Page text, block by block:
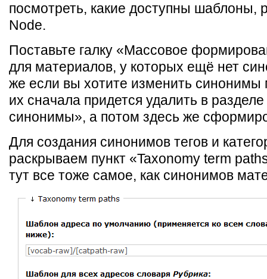
посмотреть, какие доступны шаблоны,
Node.
Поставьте галку «Массовое
для материалов, у которых ещё нет
же если вы хотите изменить синонимы
их сначала придется удалить в
синонимы», а потом здесь же
Для создания синонимов тегов и
раскрываем пункт «Taxonomy term
тут все тоже самое, как синонимов